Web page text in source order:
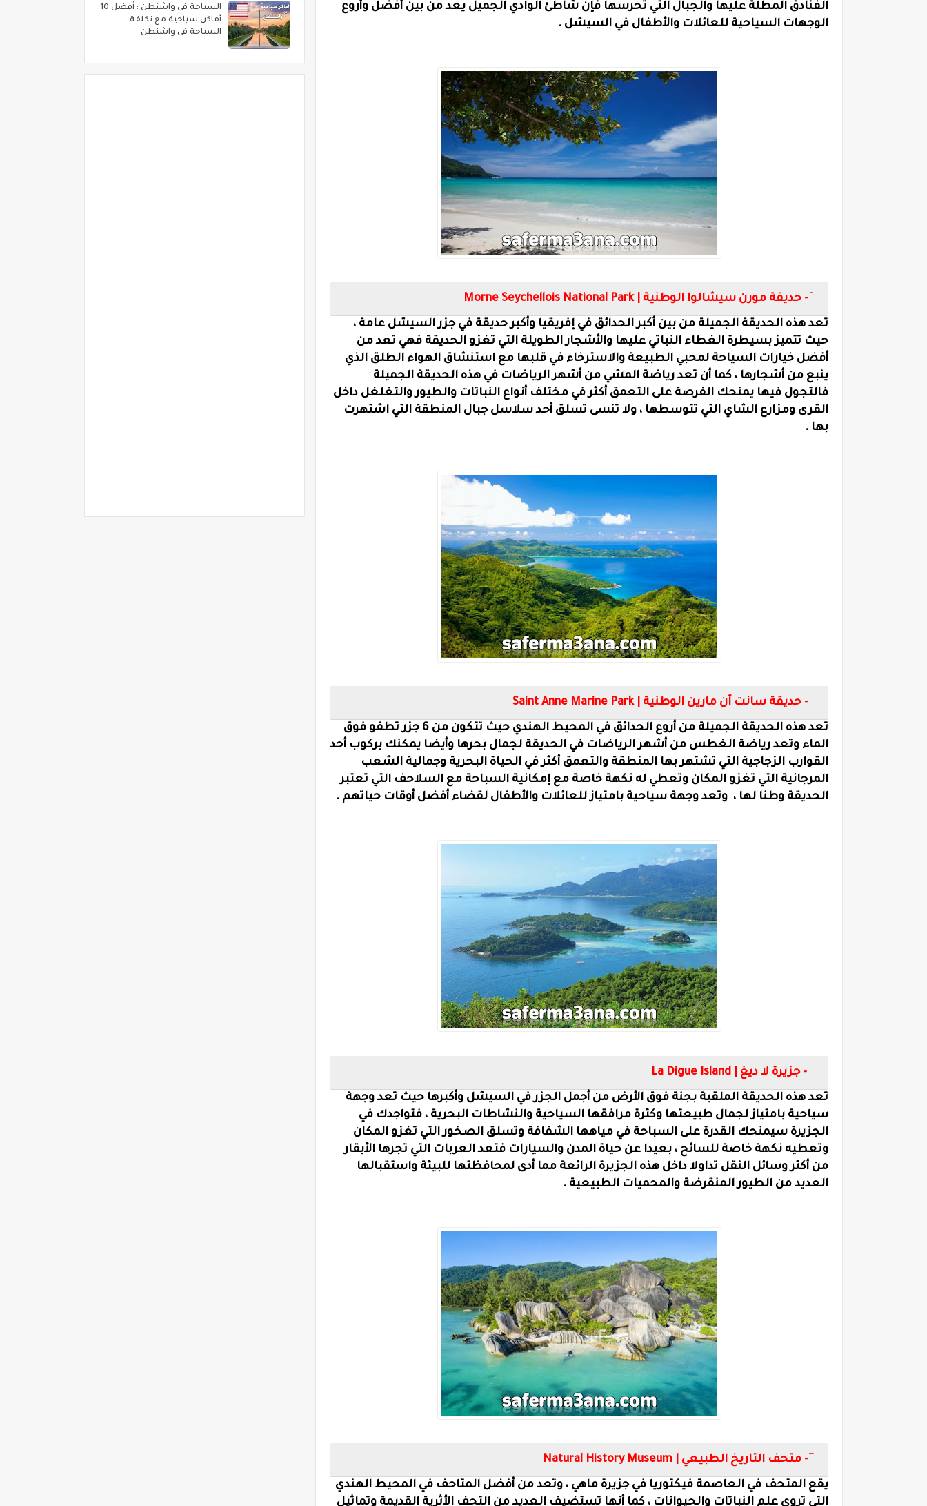
الفنادق المطلة عليها والجبال التي تحرسها فإن شاطئ الوادي الجميل يعد من بين أفضل وأروع
الوجهات السياحية للعائلات والأطفال في السيشل .
Morne Seychellois National Park
تعد هذه الحديقة الجميلة من بين أكبر الحدائق في إفريقيا وأكبر حديقة في جزر السيشل عامة ،
حيث تتميز بسيطرة الغطاء النباتي عليها والأشجار الطويلة التي تغزو الحديقة فهي تعد من
أفضل خيارات السياحة لمحبي الطبيعة والاسترخاء في قلبها مع استنشاق الهواء الطلق الذي
ينبع من أشجارها ، كما أن تعد رياضة المشي من أشهر الرياضات في هذه الحديقة الجميلة
فالتجول فيها يمنحك الفرصة على التعمق أكثر في مختلف أنواع النباتات والطيور والتغلغل داخل
القرى ومزارع الشاي التي تتوسطها ، ولا تنسى تسلق أحد سلاسل جبال المنطقة التي اشتهرت
بها .
Saint Anne Marine Park
تعد هذه الحديقة الجميلة من أروع الحدائق في المحيط الهندي حيث تتكون من 6 جزر تطفو فوق
الماء وتعد رياضة الغطس من أشهر الرياضات في الحديقة لجمال بحرها وأيضا يمكنك بركوب أحد
القوارب الزجاجية التي تشتهر بها المنطقة والتعمق أكثر في الحياة البحرية وجمالية الشعب
المرجانية التي تغزو المكان وتعطي له نكهة خاصة مع إمكانية السباحة مع السلاحف التي تعتبر
الحديقة وطنا لها ، وتعد وجهة سياحية بامتياز للعائلات والأطفال لقضاء أفضل أوقات حياتهم .
La Digue Island
تعد هذه الحديقة الملقبة بجنة فوق الأرض من أجمل الجزر في السيشل وأكبرها حيث تعد وجهة
سياحية بامتياز لجمال طبيعتها وكثرة مرافقها السياحية والنشاطات البحرية ، فتواجدك في
الجزيرة سيمنحك القدرة على السباحة في مياهها الشفافة وتسلق الصخور التي تغزو المكان
وتعطيه نكهة خاصة للسائح ، بعيدا عن حياة المدن والسيارات فتعد العربات التي تجرها الأبقار
من أكثر وسائل النقل تداولا داخل هذه الجزيرة الرائعة مما أدى لمحافظتها للبيئة واستقبالها
العديد من الطيور المنقرضة والمحميات الطبيعية .
Natural History Museum
يقع المتحف في العاصمة فيكتوريا في جزيرة ماهي ، وتعد من أفضل المتاحف في المحيط الهندي
التي تروي علم النباتات والحيوانات ، كما أنها تستضيف العديد من التحف الأثرية القديمة وتماثيل
السياحة في واشنطن : أفضل 10
أماكن سياحية مع تكلفة
السياحة في واشنطن